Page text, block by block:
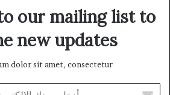
our mailing list to
new updates!
dolor sit amet, consectetur.